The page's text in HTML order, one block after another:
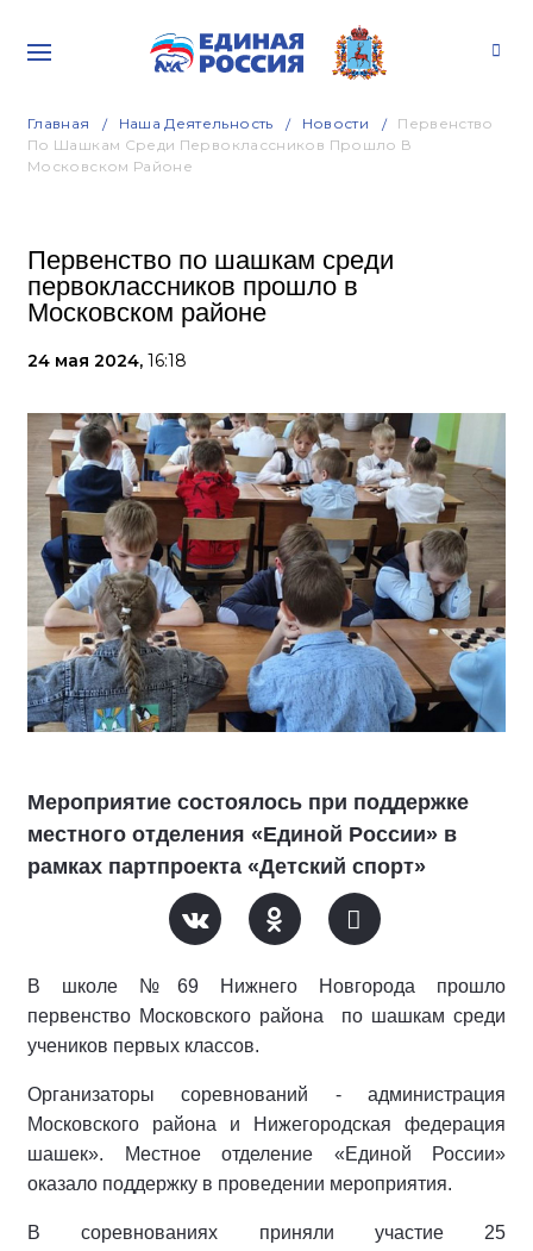
Главная Наша Деятельность Новости
Первенство
По Шашкам Среди Первоклассников Прошло В
Московском Районе
Первенство по шашкам среди
первоклассников прошло в
Московском районе
24 мая 2024, 16:18
Мероприятие состоялось при поддержке
местного отделения «Единой России» в
рамках партпроекта «Детский спорт»
В школе №69 Нижнего Новгорода прошло
первенство Московского района
по шашкам среди
учеников первых классов.
Организаторы соревнований - администрация
Московского района и Нижегородская федерация
шашек». Местное отделение «Единой России»
оказало поддержку в проведении мероприятия.
В соревнованиях приняли участие 25